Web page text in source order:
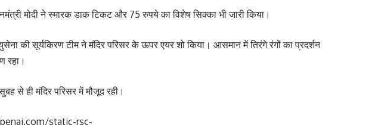
मोदी ने स्मारक डाक टिकट और 75 रुपये का विशेष सिक्का भी जारी किया।
की सूर्यकिरण टीम ने मंदिर परिसर के ऊपर एयर शो किया। आसमान में तिरंगे रंगों का प्रदर्शन
रहा।
से ही मंदिर परिसर में मौजूद रही।